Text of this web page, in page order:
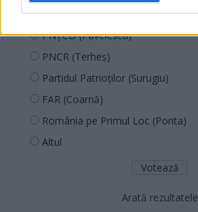
PUSL (D. Voiculescu)
PNȚCD (Pavelescu)
PNCR (Terheș)
Partidul Patrioților (Surugiu)
FAR (Coarnă)
România pe Primul Loc (Ponta)
Altul
Arată rezultatele